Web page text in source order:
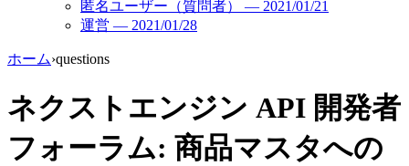
匿名ユーザー（質問者） — 2021/01/21
運営 — 2021/01/28
ホーム›questions
ネクストエンジン API 開発者
フォーラム: 商品マスタへの